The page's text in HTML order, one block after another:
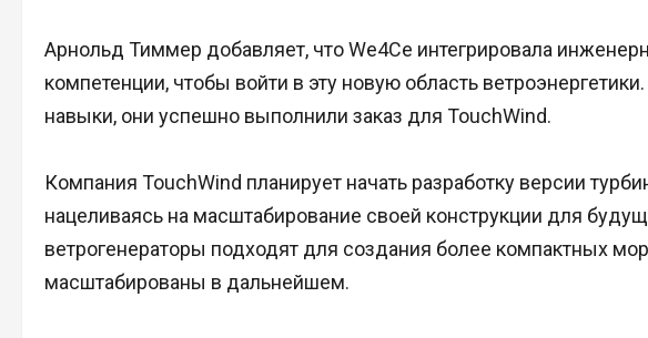
Арнольд Тиммер добавляет, что We4Ce интегрировала
компетенции, чтобы войти в эту новую область
навыки, они успешно выполнили заказ для TouchWind.
Компания TouchWind планирует начать разработку версии
нацеливаясь на масштабирование своей конструкции для
ветрогенераторы подходят для создания более компактных
масштабированы в дальнейшем.